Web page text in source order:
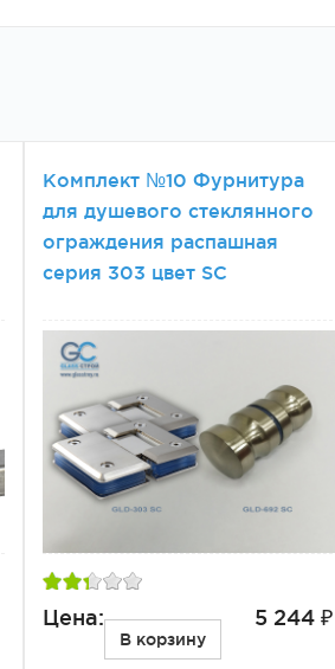
Комплект №10 Фурнитура
для душевого стеклянного
ограждения распашная
серия 303 цвет SC
Цена: 5 244 ₽
В корзину